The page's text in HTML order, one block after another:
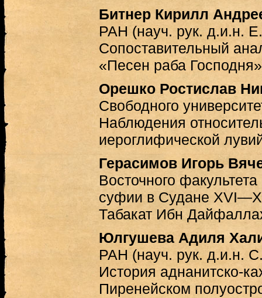
Битнер Кирилл
РАН (науч. рук. д.и.н.
Сопоставительный
«Песен раба
Орешко Ростислав
Свободного
Наблюдения
иероглифической
Герасимов Игорь
Восточного
суфии в Судане
Табакат Ибн
Юлгушева Адиля
РАН (науч. рук. д.и.н.
История аднанитско-
Пиренейском